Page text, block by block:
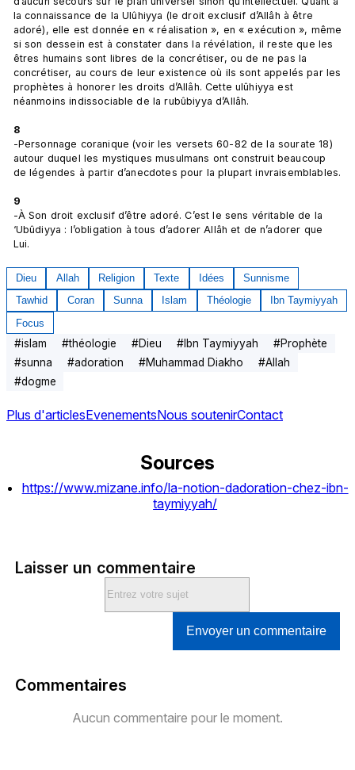
la connaissance de la Ulûhiyya (le droit exclusif d’Allâh à être
adoré), elle est donnée en « réalisation », en « exécution », même
si son dessein est à constater dans la révélation, il reste que les
êtres humains sont libres de la concrétiser, ou de ne pas la
concrétiser, au cours de leur existence où ils sont appelés par les
prophètes à honorer les droits d’Allâh. Cette ulûhiyya est
néanmoins indissociable de la rubûbiyya d’Allâh.
8
-Personnage coranique (voir les versets 60-82 de la sourate 18)
autour duquel les mystiques musulmans ont construit beaucoup
de légendes à partir d’anecdotes pour la plupart invraisemblables.
9
-À Son droit exclusif d’être adoré. C’est le sens véritable de la
‘Ubûdiyya : l’obligation à tous d’adorer Allâh et de n’adorer que
Lui.
Dieu Allah Religion Texte Idées
Sunnisme
Tawhid
Coran Sunna Islam Théologie
Ibn Taymiyyah
Focus
#islam #théologie #Dieu # Ibn Taymiyyah #Prophète
#sunna #adoration #Muhammad Diakho #Allah
#dogme
Plus d'articlesEvenementsNous soutenirContact
Sources
https://www.mizane.info/la-notion-dadoration-chez-ibn-
taymiyyah/
Laisser un commentaire
Envoyer un commentaire
Commentaires
Aucun commentaire pour le moment.